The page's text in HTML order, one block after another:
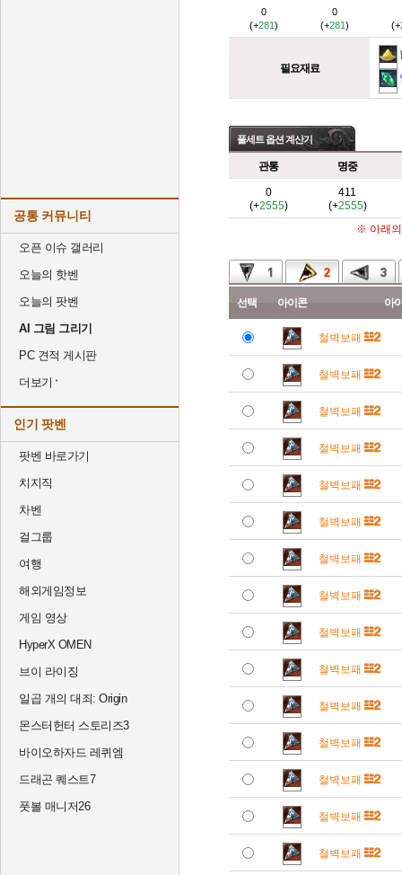
공통 커뮤니티
오픈 이슈 갤러리
오늘의 핫벤
오늘의 팟벤
AI 그림 그리기
PC 견적 게시판
더보기
인기 팟벤
팟벤 바로가기
치지직
차벤
걸그룹
여행
해외게임정보
게임 영상
HyperX OMEN
브이 라이징
일곱 개의 대죄: Origin
몬스터헌터 스토리즈3
바이오하자드 레퀴엠
드래곤 퀘스트7
풋볼 매니저26
0
(+281)
0
(+281) (+
필요재료
풀세트 옵션 계산기
관통 명중
0
(+2555)
411
(+2555)
※ 아래의
선택 아이콘 아
철벽보패
철벽보패
철벽보패
철벽보패
철벽보패
철벽보패
철벽보패
철벽보패
철벽보패
철벽보패
철벽보패
철벽보패
철벽보패
철벽보패
철벽보패